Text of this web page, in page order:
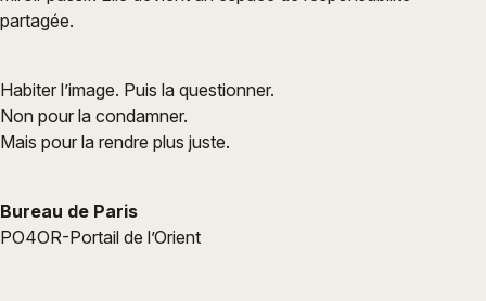
partagée.
Habiter l’image. Puis la questionner.
Non pour la condamner.
Mais pour la rendre plus juste.
Bureau de Paris
PO4OR-Portail de l’Orient